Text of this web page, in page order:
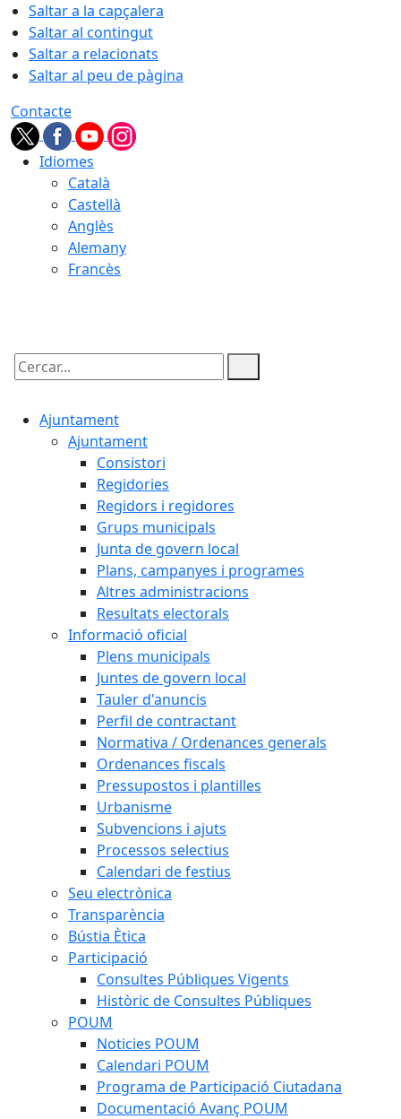
Saltar a la capçalera
Saltar al contingut
Saltar a relacionats
Saltar al peu de pàgina
Contacte
Idiomes
Català
Castellà
Anglès
Alemany
Francès
Cercar:
Ajuntament
Ajuntament
Consistori
Regidories
Regidors i regidores
Grups municipals
Junta de govern local
Plans, campanyes i programes
Altres administracions
Resultats electorals
Informació oficial
Plens municipals
Juntes de govern local
Tauler d'anuncis
Perfil de contractant
Normativa / Ordenances generals
Ordenances fiscals
Pressupostos i plantilles
Urbanisme
Subvencions i ajuts
Processos selectius
Calendari de festius
Seu electrònica
Transparència
Bústia Ètica
Participació
Consultes Públiques Vigents
Històric de Consultes Públiques
POUM
Noticies POUM
Calendari POUM
Programa de Participació Ciutadana
Documentació Avanç POUM